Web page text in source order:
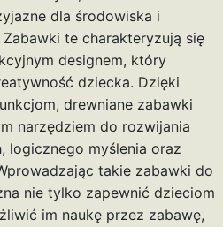
dla środowiska i
te charakteryzują się
designem, który
dziecka. Dzięki
drewniane zabawki
narzędziem do rozwijania
logicznego myślenia oraz
takie zabawki do
nie tylko zapewnić dzieciom
im naukę przez zabawę,